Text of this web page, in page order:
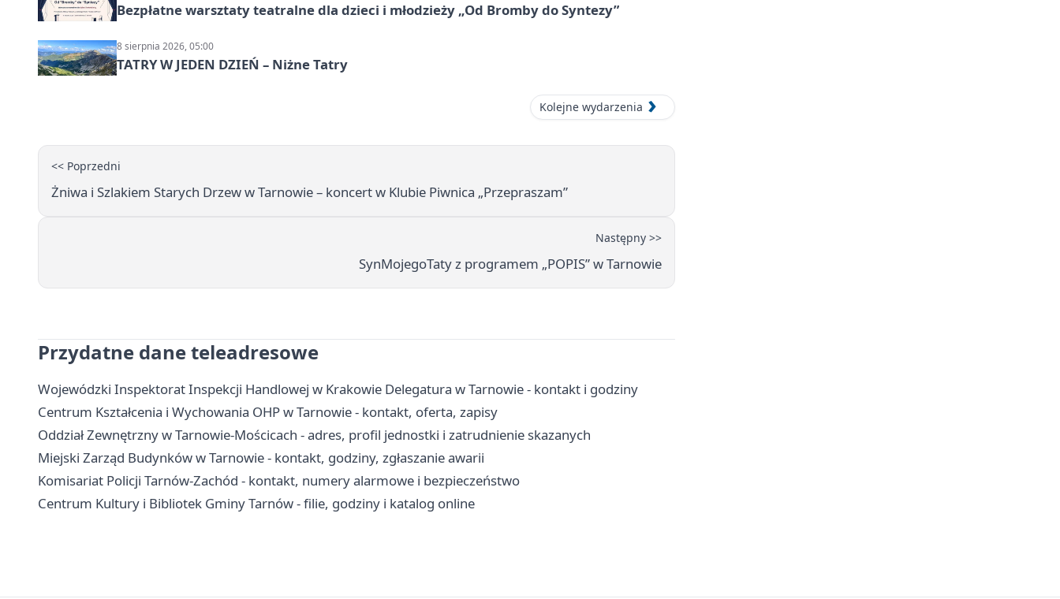
Bezpłatne warsztaty teatralne dla dzieci i młodzieży „Od Bromby do Syntezy”
8 sierpnia 2026, 05:00
TATRY W JEDEN DZIEŃ – Niżne Tatry
Kolejne wydarzenia
<< Poprzedni
Żniwa i Szlakiem Starych Drzew w Tarnowie – koncert w Klubie Piwnica „Przepraszam”
Następny >>
SynMojegoTaty z programem „POPIS” w Tarnowie
Przydatne dane teleadresowe
Wojewódzki Inspektorat Inspekcji Handlowej w Krakowie Delegatura w Tarnowie - kontakt i godziny
Centrum Kształcenia i Wychowania OHP w Tarnowie - kontakt, oferta, zapisy
Oddział Zewnętrzny w Tarnowie-Mościcach - adres, profil jednostki i zatrudnienie skazanych
Miejski Zarząd Budynków w Tarnowie - kontakt, godziny, zgłaszanie awarii
Komisariat Policji Tarnów-Zachód - kontakt, numery alarmowe i bezpieczeństwo
Centrum Kultury i Bibliotek Gminy Tarnów - filie, godziny i katalog online